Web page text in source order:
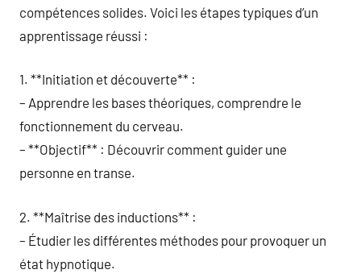
compétences solides. Voici les étapes typiques d’un
apprentissage réussi :
1. **Initiation et découverte** :
– Apprendre les bases théoriques, comprendre le
fonctionnement du cerveau.
– **Objectif** : Découvrir comment guider une
personne en transe.
2. **Maîtrise des inductions** :
– Étudier les différentes méthodes pour provoquer un
état hypnotique.